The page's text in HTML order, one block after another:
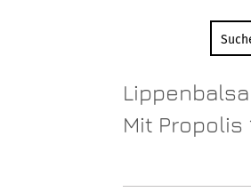
Mit Propolis